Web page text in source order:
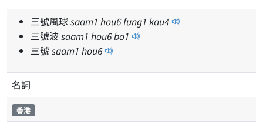
三號風球saam1 hou6fung1 kau4
三號波saam1 hou6bo1
三號saam1 hou6
名詞
香港